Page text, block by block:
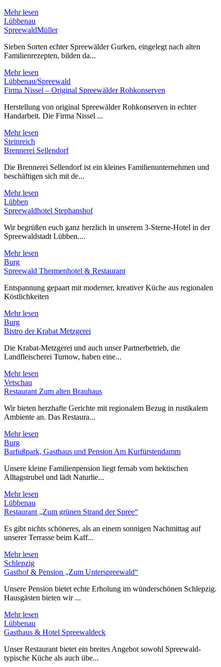
Mehr lesen
Lübbenau
SpreewaldMüller
Sieben Sorten echter Spreewälder Gurken, eingelegt nach alten
Familienrezepten, bilden da...
Mehr lesen
Lübbenau/Spreewald
Firma Nissel – Original Spreewälder Rohkonserven
Herstellung von original Spreewälder Rohkonserven in echter
Handarbeit. Die Firma Nissel ...
Mehr lesen
Steinreich
Brennerei Sellendorf
Die Brennerei Sellendorf ist ein kleines Familienunternehmen und
beschäftigen sich mit de...
Mehr lesen
Lübben
Spreewaldhotel Stephanshof
Wir begrüßen euch ganz herzlich in unserem 3-Sterne-Hotel in der
Spreewaldstadt Lübben....
Mehr lesen
Burg
Spreewald Thermenhotel & Restaurant
Entspannung gepaart mit moderner, kreativer Küche aus regionalen
Köstlichkeiten
Mehr lesen
Burg
Bistro der Krabat Metzgerei
Die Krabat-Metzgerei und auch unser Partnerbetrieb, die
Landfleischerei Turnow, haben eine...
Mehr lesen
Vetschau
Restaurant Zum alten Brauhaus
Wir bieten herzhafte Gerichte mit regionalem Bezug in rustikalem
Ambiente an. Das Restaura...
Mehr lesen
Burg
Barfußpark, Gasthaus und Pension Am Kurfürstendamm
Unsere kleine Familienpension liegt fernab vom hektischen
Alltagstrubel und lädt Naturlie...
Mehr lesen
Lübbenau
Restaurant „Zum grünen Strand der Spree“
Es gibt nichts schöneres, als an einem sonnigen Nachmittag auf
unserer Terrasse beim Kaff...
Mehr lesen
Schlepzig
Gasthof & Pension „Zum Unterspreewald“
Unsere Pension bietet echte Erholung im wünderschönen Schlepzig.
Hausgästen bieten wir ...
Mehr lesen
Lübbenau
Gasthaus & Hotel Spreewaldeck
Unser Restaurant bietet ein breites Angebot sowohl Spreewald-
typische Küche als auch übe...